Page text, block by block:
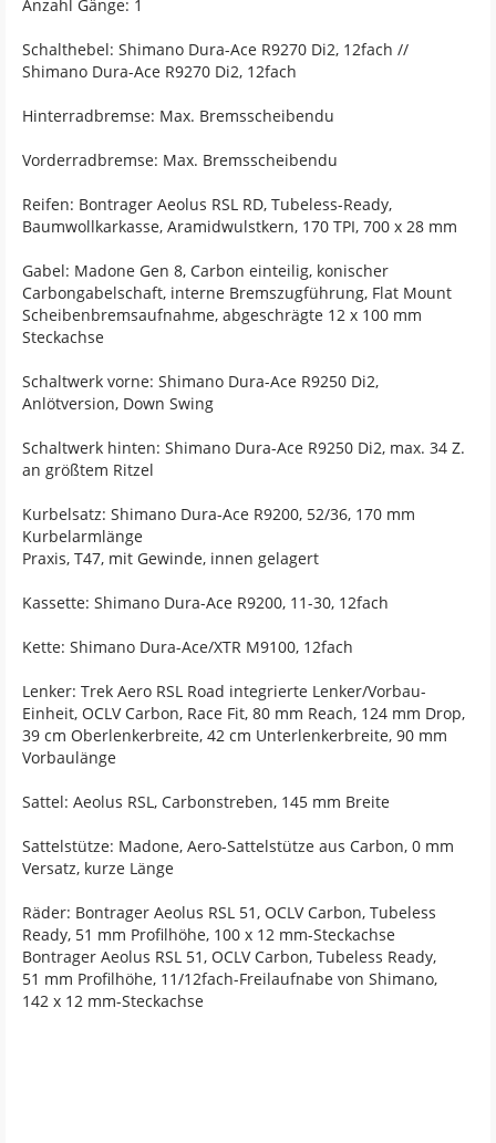
Anzahl Gänge: 1
Schalthebel: Shimano Dura-Ace R9270 Di2, 12fach //
Shimano Dura-Ace R9270 Di2, 12fach
Hinterradbremse: Max. Bremsscheibendu
Vorderradbremse: Max. Bremsscheibendu
Reifen: Bontrager Aeolus RSL RD, Tubeless-Ready,
Baumwollkarkasse, Aramidwulstkern, 170 TPI, 700 x 28 mm
Gabel: Madone Gen 8, Carbon einteilig, konischer
Carbongabelschaft, interne Bremszugführung, Flat Mount
Scheibenbremsaufnahme, abgeschrägte 12 x 100 mm
Steckachse
Schaltwerk vorne: Shimano Dura-Ace R9250 Di2,
Anlötversion, Down Swing
Schaltwerk hinten: Shimano Dura-Ace R9250 Di2, max. 34 Z.
an größtem Ritzel
Kurbelsatz: Shimano Dura-Ace R9200, 52/36, 170 mm
Kurbelarmlänge
Praxis, T47, mit Gewinde, innen gelagert
Kassette: Shimano Dura-Ace R9200, 11-30, 12fach
Kette: Shimano Dura-Ace/XTR M9100, 12fach
Lenker: Trek Aero RSL Road integrierte Lenker/Vorbau-
Einheit, OCLV Carbon, Race Fit, 80 mm Reach, 124 mm Drop,
39 cm Oberlenkerbreite, 42 cm Unterlenkerbreite, 90 mm
Vorbaulänge
Sattel: Aeolus RSL, Carbonstreben, 145 mm Breite
Sattelstütze: Madone, Aero-Sattelstütze aus Carbon, 0 mm
Versatz, kurze Länge
Räder: Bontrager Aeolus RSL 51, OCLV Carbon, Tubeless
Ready, 51 mm Profilhöhe, 100 x 12 mm-Steckachse
Bontrager Aeolus RSL 51, OCLV Carbon, Tubeless Ready,
51 mm Profilhöhe, 11/12fach-Freilaufnabe von Shimano,
142 x 12 mm-Steckachse